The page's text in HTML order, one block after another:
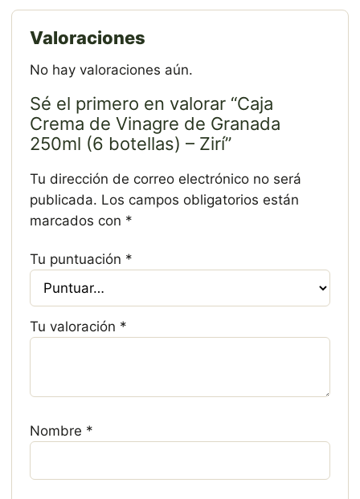
Valoraciones
No hay valoraciones aún.
Sé el primero en valorar “Caja
Crema de Vinagre de Granada
250ml (6 botellas) – Zirí”
Tu dirección de correo electrónico no será
publicada. Los campos obligatorios están
marcados con *
Tu puntuación *
Tu valoración *
Nombre *